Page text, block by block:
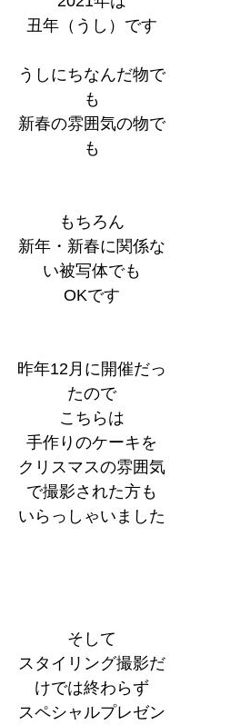
丑年（うし）です
うしにちなんだ物で
も
新春の雰囲気の物で
も
もちろん
新年・新春に関係な
い被写体でも
OKです
昨年12月に開催だっ
たので
こちらは
手作りのケーキを
クリスマスの雰囲気
で撮影された方も
いらっしゃいました
そして
スタイリング撮影だ
けでは終わらず
スペシャルプレゼン